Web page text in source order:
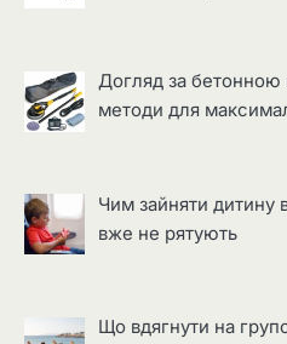
Догляд за бетонною
методи для
Чим зайняти дитину
вже не рятують
Що вдягнути на